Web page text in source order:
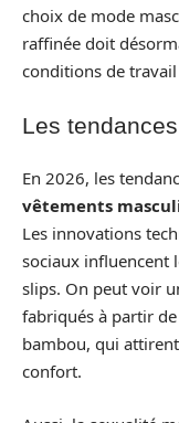
choix de mode
raffinée doit
conditions de
Les
En 2026, les
vêtements
Les innovations
sociaux influencent
slips. On peut voir
fabriqués à partir
bambou, qui
confort.